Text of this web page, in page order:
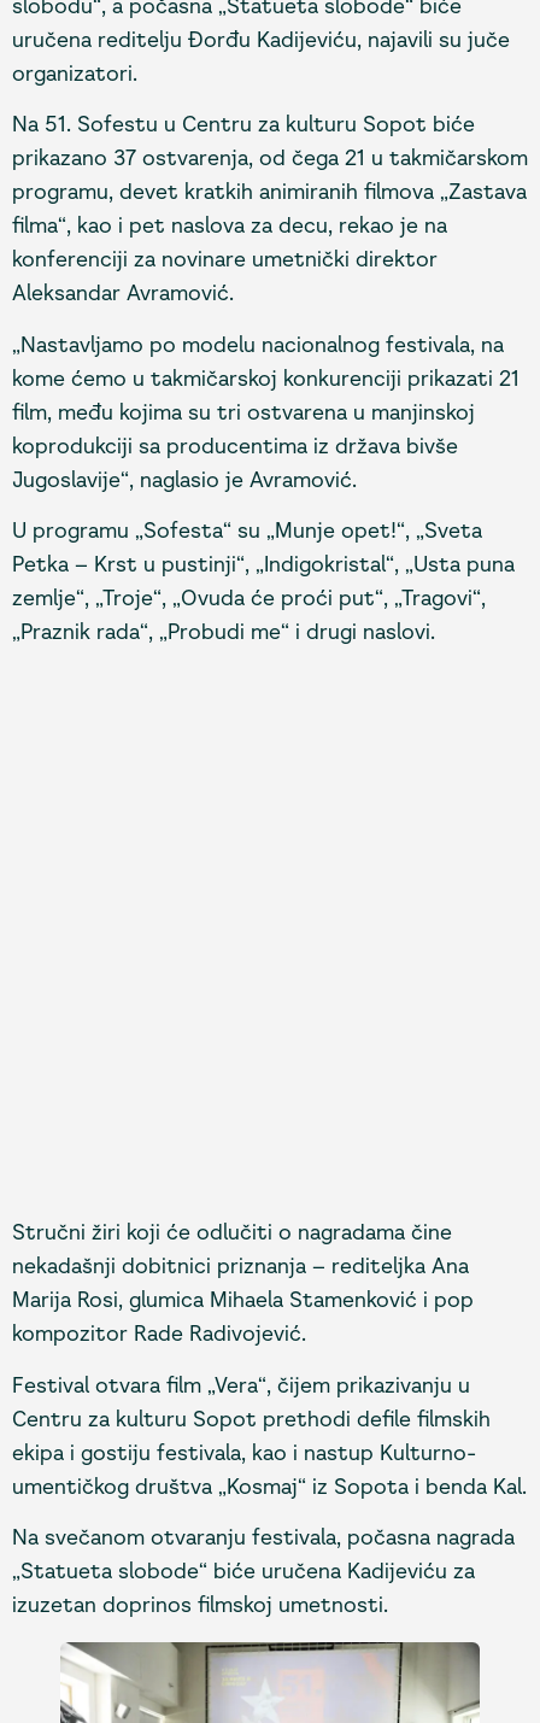
slobodu“, a počasna „Statueta slobode“ biće
uručena reditelju Đorđu Kadijeviću, najavili su juče
organizatori.
Na 51. Sofestu u Centru za kulturu Sopot biće
prikazano 37 ostvarenja, od čega 21 u takmičarskom
programu, devet kratkih animiranih filmova „Zastava
filma“, kao i pet naslova za decu, rekao je na
konferenciji za novinare umetnički direktor
Aleksandar Avramović.
„Nastavljamo po modelu nacionalnog festivala, na
kome ćemo u takmičarskoj konkurenciji prikazati 21
film, među kojima su tri ostvarena u manjinskoj
koprodukciji sa producentima iz država bivše
Jugoslavije“, naglasio je Avramović.
U programu „Sofesta“ su „Munje opet!“, „Sveta
Petka – Krst u pustinji“, „Indigokristal“, „Usta puna
zemlje“, „Troje“, „Ovuda će proći put“, „Tragovi“,
„Praznik rada“, „Probudi me“ i drugi naslovi.
Stručni žiri koji će odlučiti o nagradama čine
nekadašnji dobitnici priznanja – rediteljka Ana
Marija Rosi, glumica Mihaela Stamenković i pop
kompozitor Rade Radivojević.
Festival otvara film „Vera“, čijem prikazivanju u
Centru za kulturu Sopot prethodi defile filmskih
ekipa i gostiju festivala, kao i nastup Kulturno-
umentičkog društva „Kosmaj“ iz Sopota i benda Kal.
Na svečanom otvaranju festivala, počasna nagrada
„Statueta slobode“ biće uručena Kadijeviću za
izuzetan doprinos filmskoj umetnosti.